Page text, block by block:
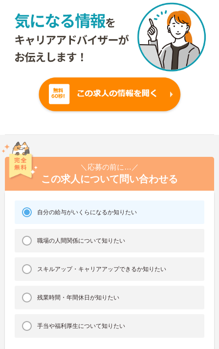
＼応募の前に…／
この求人について問い合わせる
自分の給与がいくらになるか知りたい
職場の人間関係について知りたい
スキルアップ・キャリアアップできるか知りたい
残業時間・年間休日が知りたい
手当や福利厚生について知りたい